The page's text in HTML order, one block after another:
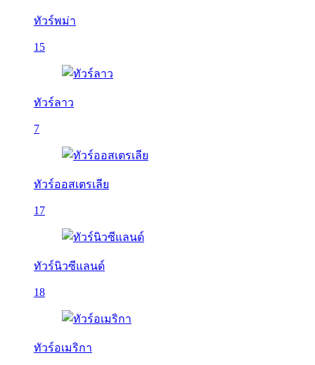
ทัวร์พม่า
15
ทัวร์ลาว
7
ทัวร์ออสเตรเลีย
17
ทัวร์นิวซีแลนด์
18
ทัวร์อเมริกา